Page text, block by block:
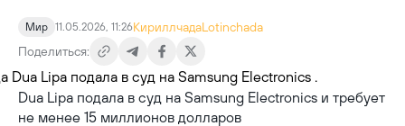
Мир 11.05.2026, 11:26КириллчадаLotinchada
Поделиться:
Dua Lipa подала в суд на Samsung Electronics и требует
не менее 15 миллионов долларов